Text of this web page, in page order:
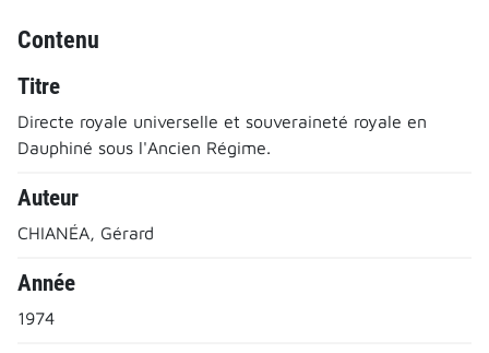
Contenu
Titre
Directe royale universelle et souveraineté royale en
Dauphiné sous l'Ancien Régime.
Auteur
CHIANÉA, Gérard
Année
1974